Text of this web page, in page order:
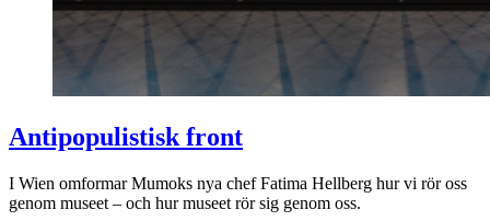
Antipopulistisk front
I Wien omformar Mumoks nya chef Fatima Hellberg hur vi rör oss
genom museet – och hur museet rör sig genom oss.